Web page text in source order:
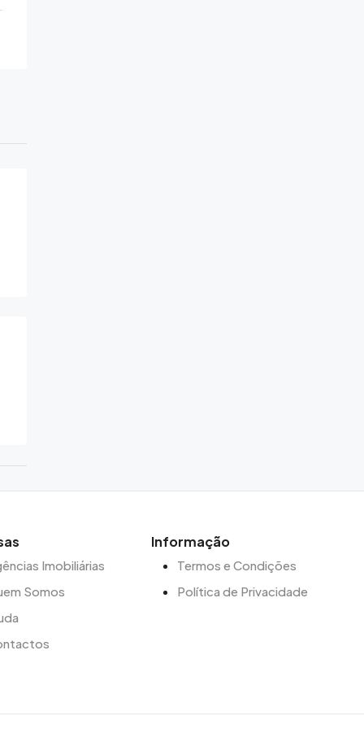
Imobiliárias
Somos
Informação
Termos e Condições
Política de Privacidade